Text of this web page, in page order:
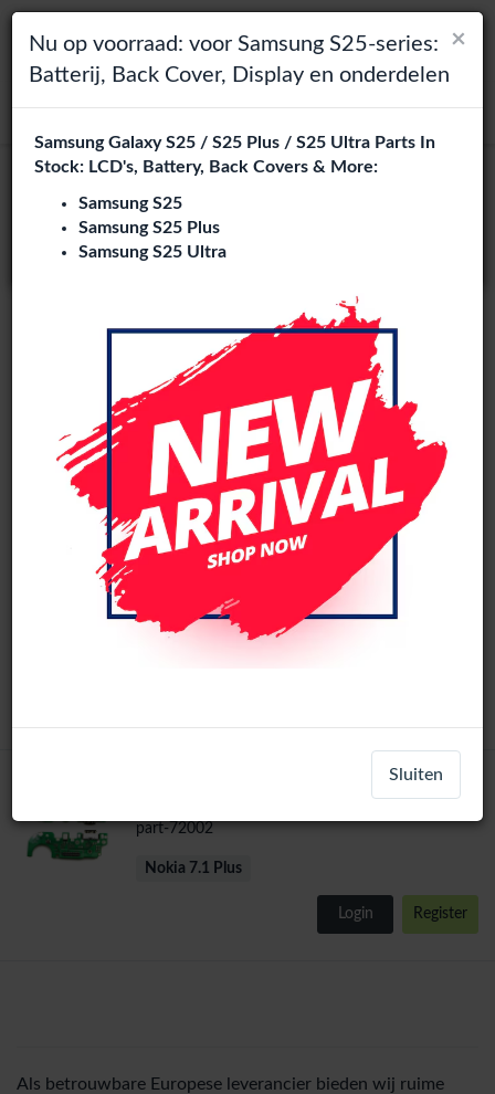
×
Kies je taal
Het lijkt erop dat je inVerenigde Statenbent.
Bezoeken.phone-city.nl
Blijf op deze site
Toggle navigation
zoeken
Login
Nokia 7.1 Plus onderdelen
groothandel
2 artikelen
Phone City is een gespecialiseerde B2B groothandel van
Nokia 7.1 Plus onderdelenin Europa. Wij leveren exclusief
aan reparatiebedrijven, retailers, webshops, refurbishers en
distributeurs met hoogwaardige onderdelen tegen
concurrerende groothandelsprijzen.
LCD Charging port
Nokia 8.1 / Nokia 7.1 Plus / X7 LCD
Scherm Zonder Frame (Alle kleuren)
LCD-17171
part-72002
Nokia 7.1 Plus
Login Register
Als betrouwbare Europese leverancier bieden wij ruime
×
Nu op voorraad: voor Samsung S25-series:
Batterij, Back Cover, Display en onderdelen
Samsung Galaxy S25 / S25 Plus / S25 Ultra Parts In
Stock: LCD's, Battery, Back Covers & More:
Samsung S25
Samsung S25 Plus
Samsung S25 Ultra
Sluiten